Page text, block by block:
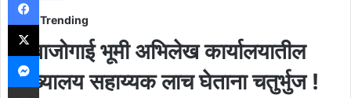
Trending
अंबाजोगाई भूमी अभिलेख कार्यालयातील
मुख्यालय सहाय्यक लाच घेताना चतुर्भुज !
X
Messenger
Share via Email